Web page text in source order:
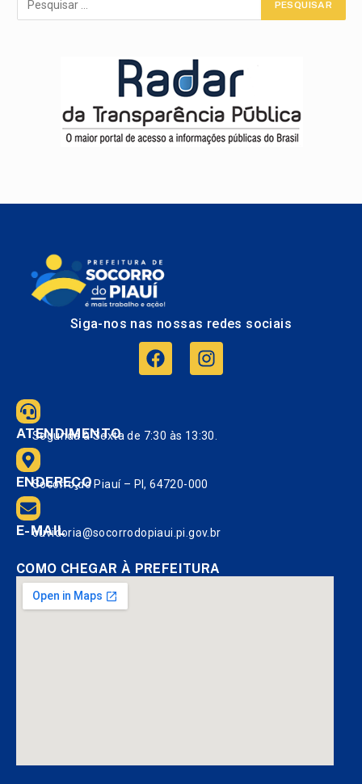
Siga-nos nas nossas redes sociais
ATENDIMENTO
Segunda à Sexta de 7:30 às 13:30.
ENDEREÇO
Socorro do Piauí – PI, 64720-000
E-MAIL
ouvidoria@socorrodopiaui.pi.gov.br
COMO CHEGAR À PREFEITURA